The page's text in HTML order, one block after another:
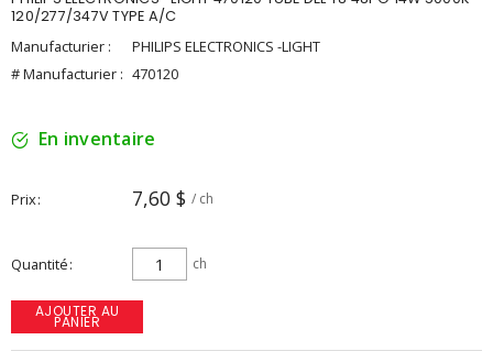
120/277/347V TYPE A/C
Manufacturier :
PHILIPS ELECTRONICS -LIGHT
# Manufacturier : 470120
En inventaire
Prix 7,60 $ / ch
Quantité ch
AJOUTER AU
PANIER